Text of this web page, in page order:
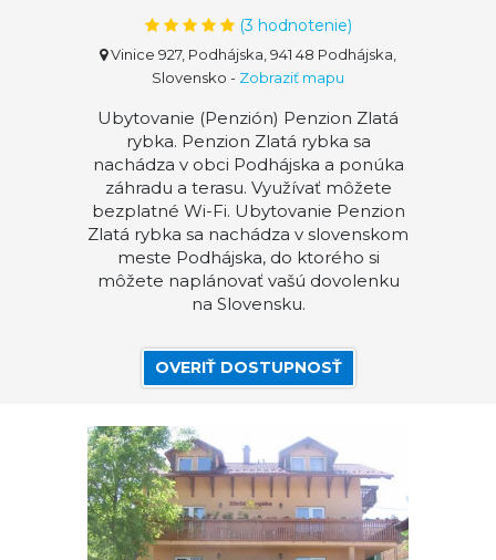
(3 hodnotenie)
Vinice 927, Podhájska, 941 48 Podhájska,
Slovensko - Zobraziť mapu
Ubytovanie (Penzión) Penzion Zlatá
rybka. Penzion Zlatá rybka sa
nachádza v obci Podhájska a ponúka
záhradu a terasu. Využívať môžete
bezplatné Wi-Fi. Ubytovanie Penzion
Zlatá rybka sa nachádza v slovenskom
meste Podhájska, do ktorého si
môžete naplánovať vašú dovolenku
na Slovensku.
OVERIŤ DOSTUPNOSŤ